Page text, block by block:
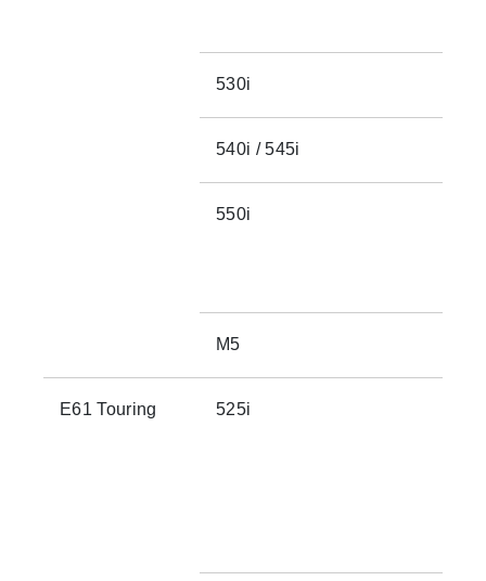
530i
540i / 545i
550i
M5
E61 Touring 525i